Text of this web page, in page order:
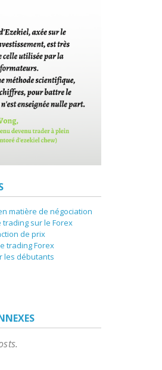
matière de négociation
trading sur le Forex
de prix
trading Forex
les débutants